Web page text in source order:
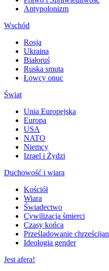
Antypolonizm
Wschód
Rosja
Ukraina
Białoruś
Ruska smuta
Łowcy onuc
Świat
Unia Europejska
Europa
USA
NATO
Niemcy
Izrael i Żydzi
Duchowość i wiara
Kościół
Wiara
Świadectwo
Cywilizacja śmierci
Czasy końca
Prześladowanie chrześcijan
Ideologia gender
Jest afera!